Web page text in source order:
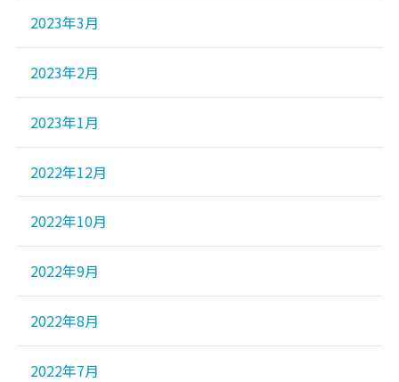
2023年3月
2023年2月
2023年1月
2022年12月
2022年10月
2022年9月
2022年8月
2022年7月